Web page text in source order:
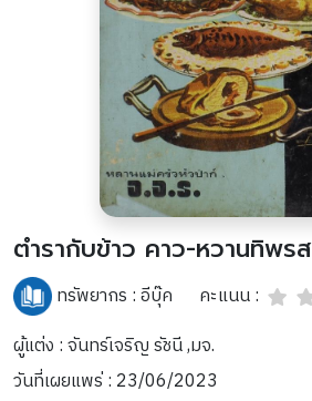
ตำรากับข้าว คาว-หวานทิพรส
ทรัพยากร :อีบุ๊ค
คะแนน :
ผู้แต่ง : จันทร์เจริญ รัชนี ,มจ.
วันที่เผยแพร่ : 23/06/2023